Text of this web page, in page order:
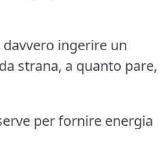
ingerire un
strana, a quanto pare,
per fornire energia